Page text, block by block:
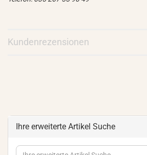
Kundenrezensionen
Ihre erweiterte Artikel Suche
Ihre